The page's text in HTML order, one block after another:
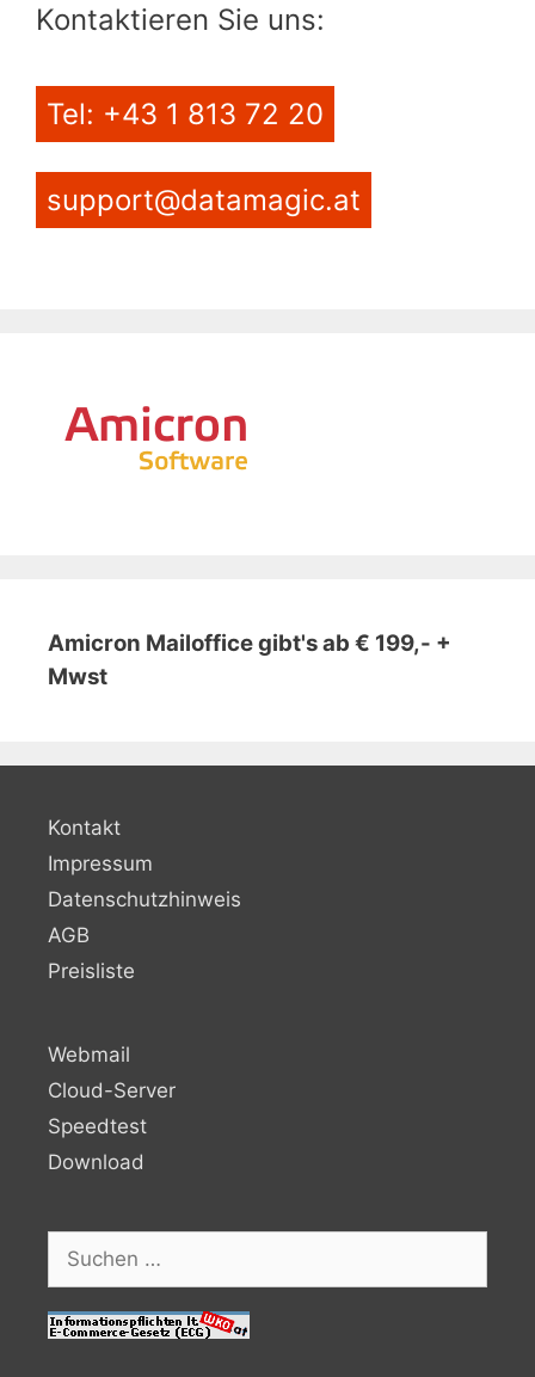
Kontaktieren Sie uns:
Tel: +43 1 813 72 20
support@datamagic.at
Amicron Mailoffice gibt's ab € 199,- +
Mwst
Kontakt
Impressum
Datenschutzhinweis
AGB
Preisliste
Webmail
Cloud-Server
Speedtest
Download
Suchen
nach: